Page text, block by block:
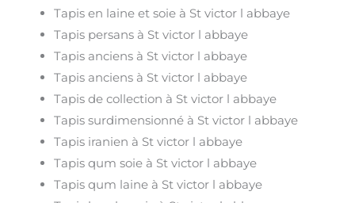
Tapis en laine et soie à St victor l abbaye
Tapis persans à St victor l abbaye
Tapis anciens à St victor l abbaye
Tapis anciens à St victor l abbaye
Tapis de collection à St victor l abbaye
Tapis surdimensionné à St victor l abbaye
Tapis iranien à St victor l abbaye
Tapis qum soie à St victor l abbaye
Tapis qum laine à St victor l abbaye